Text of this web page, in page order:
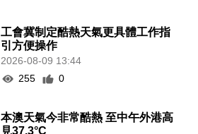
工會冀制定酷熱天氣更具體工作指
引方便操作
2026-08-09 13:44
255
0
本澳天氣今非常酷熱 至中午外港高
見37.3°C